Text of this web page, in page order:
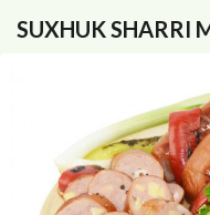
SUXHUK SHARRI